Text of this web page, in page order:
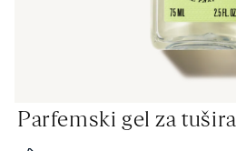
medij
Parfemski gel za